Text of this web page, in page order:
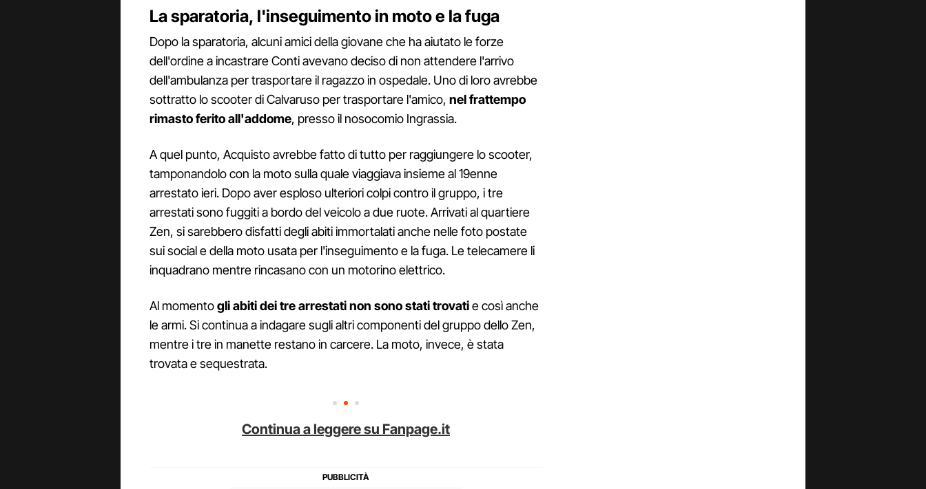
La sparatoria, l'inseguimento in moto e la fuga
Dopo la sparatoria, alcuni amici della giovane che ha aiutato le forze
dell'ordine a incastrare Conti avevano deciso di non attendere l'arrivo
dell'ambulanza per trasportare il ragazzo in ospedale. Uno di loro avrebbe
sottratto lo scooter di Calvaruso per trasportare l'amico, nel frattempo
rimasto ferito all'addome, presso il nosocomio Ingrassia.
A quel punto, Acquisto avrebbe fatto di tutto per raggiungere lo scooter,
tamponandolo con la moto sulla quale viaggiava insieme al 19enne
arrestato ieri. Dopo aver esploso ulteriori colpi contro il gruppo, i tre
arrestati sono fuggiti a bordo del veicolo a due ruote. Arrivati al quartiere
Zen, si sarebbero disfatti degli abiti immortalati anche nelle foto postate
sui social e della moto usata per l'inseguimento e la fuga. Le telecamere li
inquadrano mentre rincasano con un motorino elettrico.
Al momentogli abiti dei tre arrestati non sono stati trovatie così anche
le armi. Si continua a indagare sugli altri componenti del gruppo dello Zen,
mentre i tre in manette restano in carcere. La moto, invece, è stata
trovata e sequestrata.
Continua a leggere su Fanpage.it